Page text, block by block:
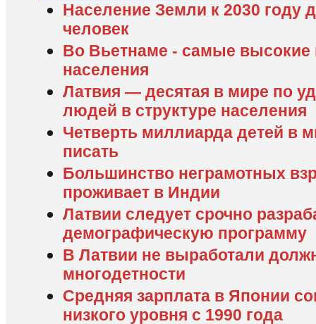
Население Земли к 2030 году
человек
Во Вьетнаме - самые высокие
населения
Латвия — десятая в мире по
людей в структуре населения
Четверть миллиарда детей в
писать
Большинство неграмотных
проживает в Индии
Латвии следует срочно
демографическую программу
В Латвии не выработали
многодетности
Средняя зарплата в Японии
низкого уровня с 1990 года